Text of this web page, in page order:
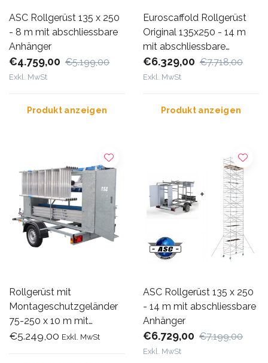
ASC Rollgerüst 135 x 250
- 8 m mit abschliessbare
Anhänger
€4.759,00 €5.199,00
Exkl. MwSt
Produkt anzeigen
Euroscaffold Rollgerüst
Original 135x250 - 14 m
mit abschliessbare
Anhänger
€6.329,00 €7.718,00
Exkl. MwSt
Produkt anzeigen
Rollgerüst mit
Montageschutzgeländer
75-250 x 10 m mit
Anhänger
€5.249,00 Exkl. MwSt
ASC Rollgerüst 135 x 250
- 14 m mit abschliessbare
Anhänger
€6.729,00 €7.199,00
Exkl. MwSt